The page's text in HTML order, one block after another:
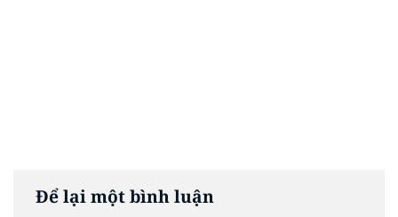
Để lại một bình luận